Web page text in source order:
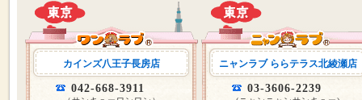
カインズ八王子長房店
042-668-3911
ニャンラブ ららテラス北綾瀬店
03-3606-2239